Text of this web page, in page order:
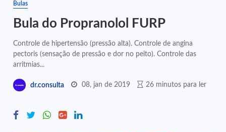
Bulas
Bula do Propranolol FURP
Controle de hipertensão (pressão alta). Controle de angina
pectoris (sensação de pressão e dor no peito). Controle das
arritmias...
dr.consulta 08, jan de 2019 26 minutos para ler